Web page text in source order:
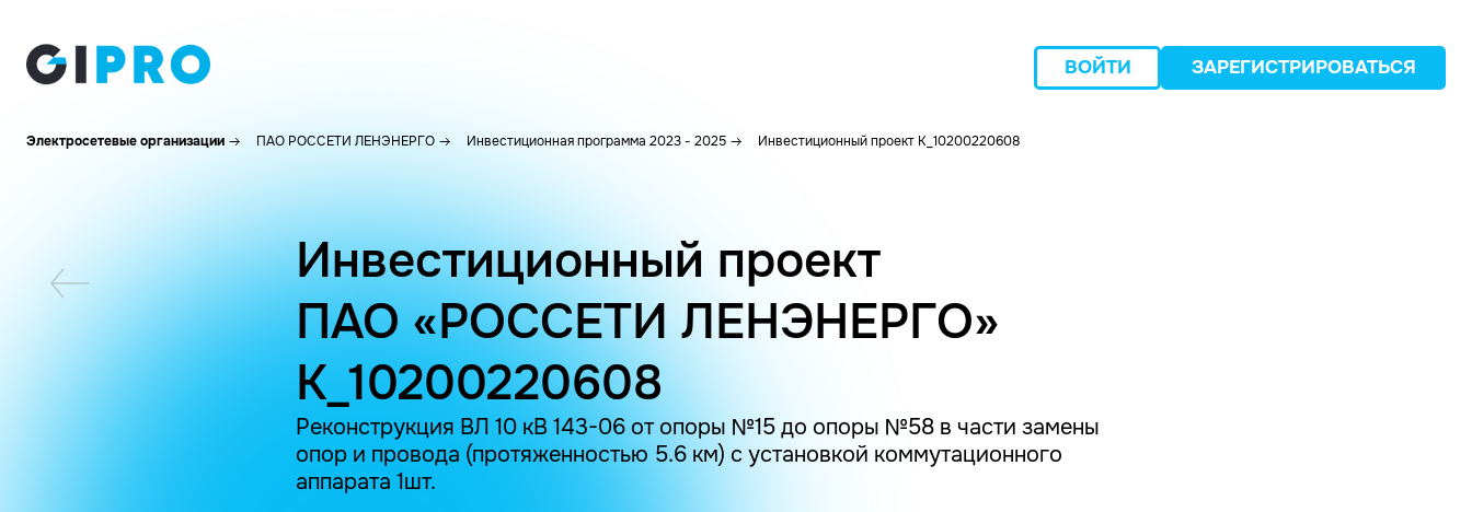
ВОЙТИ ЗАРЕГИСТРИРОВАТЬСЯ
Электросетевые организации ПАО РОССЕТИ ЛЕНЭНЕРГО Инвестиционная программа 2023 - 2025 Инвестиционный проект K_10200220608
Инвестиционный проект
ПАО «РОССЕТИ ЛЕНЭНЕРГО»
K_10200220608
Реконструкция ВЛ 10 кВ 143-06 от опоры №15 до опоры №58 в части замены
опор и провода (протяженностью 5.6 км) с установкой коммутационного
аппарата 1шт.